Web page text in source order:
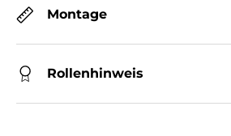
Montage
Rollenhinweis